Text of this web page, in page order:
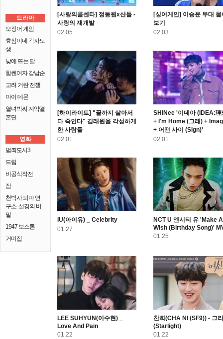
드라마
오징어 게임
효심이네 각자도
생
낮에 뜨는 달
힘쎈여자 강남순
고려 거란 전쟁
마이 데몬
열녀박씨 계약결
혼뎐
영화
범죄도시3
드림
비공식작전
잠
천박사 퇴마 연
구소: 설경의 비
밀
1947 보스톤
거미집
[사랑의콜센타] 정동원x산들 -
사랑의 재개발
02.05
[싱어게인] 이승윤 무대 몰
보기
02.03
[하이라이트] "끝까지 살아서
다 죽인다" 김래원을 각성하게
한 사람들
02.01
SHINee '이데아 (IDEA:理
+ I'm Home (그래) +
+ 어떤 사이 (Sign)'
02.01
IU(아이유) _ Celebrity
01.27
NCT U 엔시티 유 'Make A
Wish (Birthday Song)'
01.25
LEE SUHYUN(이수현) _
Love And Pain
01.22
찬희(CHA NI (SF9)) - 그
(Starlight)
01.22